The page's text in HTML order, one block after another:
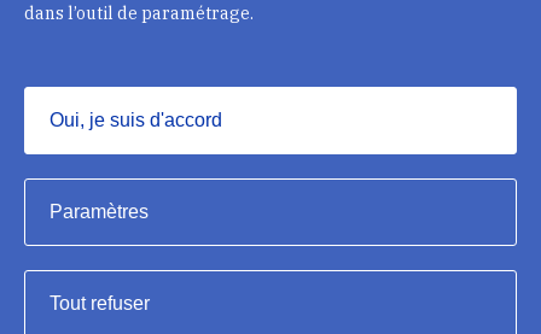
Contacts
Institut national du patrimoine, 2023
Mentions légales
dans l’outil de paramétrage.
Oui, je suis d'accord
Masquer
Paramètres
Tout refuser